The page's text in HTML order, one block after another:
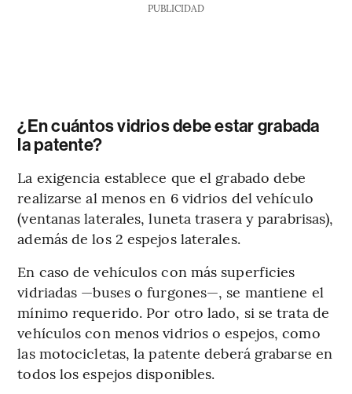
PUBLICIDAD
¿En cuántos vidrios debe estar grabada
la patente?
La exigencia establece que el grabado debe
realizarse al menos en 6 vidrios del vehículo
(ventanas laterales, luneta trasera y parabrisas),
además de los 2 espejos laterales.
En caso de vehículos con más superficies
vidriadas —buses o furgones—, se mantiene el
mínimo requerido. Por otro lado, si se trata de
vehículos con menos vidrios o espejos, como
las motocicletas, la patente deberá grabarse en
todos los espejos disponibles.